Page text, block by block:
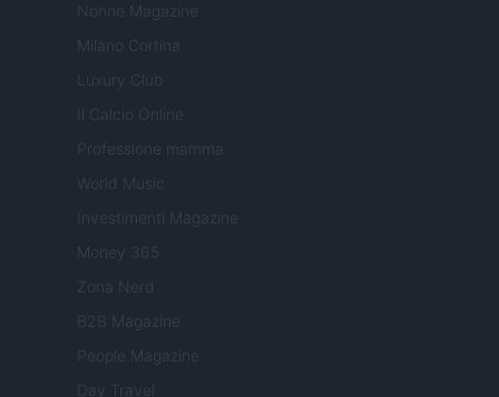
Nonne Magazine
Milano Cortina
Luxury Club
Il Calcio Online
Professione mamma
World Music
Investimenti Magazine
Money 365
Zona Nerd
B2B Magazine
People Magazine
Day Travel